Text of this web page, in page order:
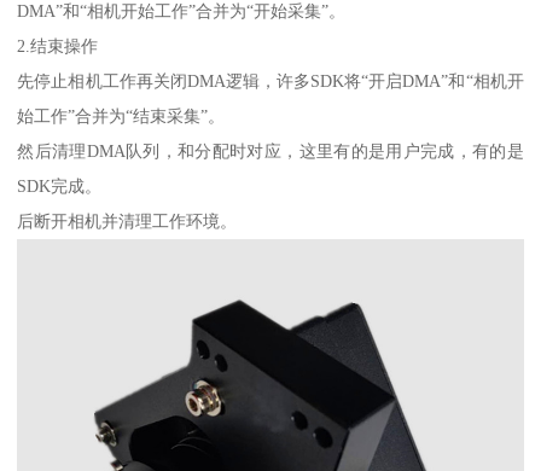
DMA”和“相机开始工作”合并为“开始采集”。
2.结束操作
先停止相机工作再关闭DMA逻辑，许多SDK将“开启DMA”和“相机开
始工作”合并为“结束采集”。
然后清理DMA队列，和分配时对应，这里有的是用户完成，有的是
SDK完成。
后断开相机并清理工作环境。